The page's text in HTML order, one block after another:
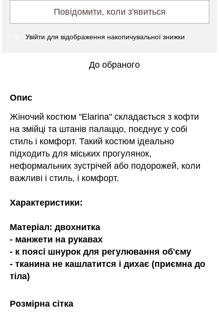
Повідомити, коли з'явиться
Увійти для відображення накопичувальної знижки
До обраного
Опис
Жіночий костюм "Elarina" складається з кофти
на змійці та штанів палаццо, поєднує у собі
стиль і комфорт. Такий костюм ідеально
підходить для міських прогулянок,
неформальних зустрічей або подорожей, коли
важливі і стиль, і комфорт.
Характеристики:
Матеріал: двохнитка
- манжети на рукавах
- к поясі шнурок для регулювання об'єму
- тканина не кашлатится і дихає (приємна до
тіла)
Розмірна сітка